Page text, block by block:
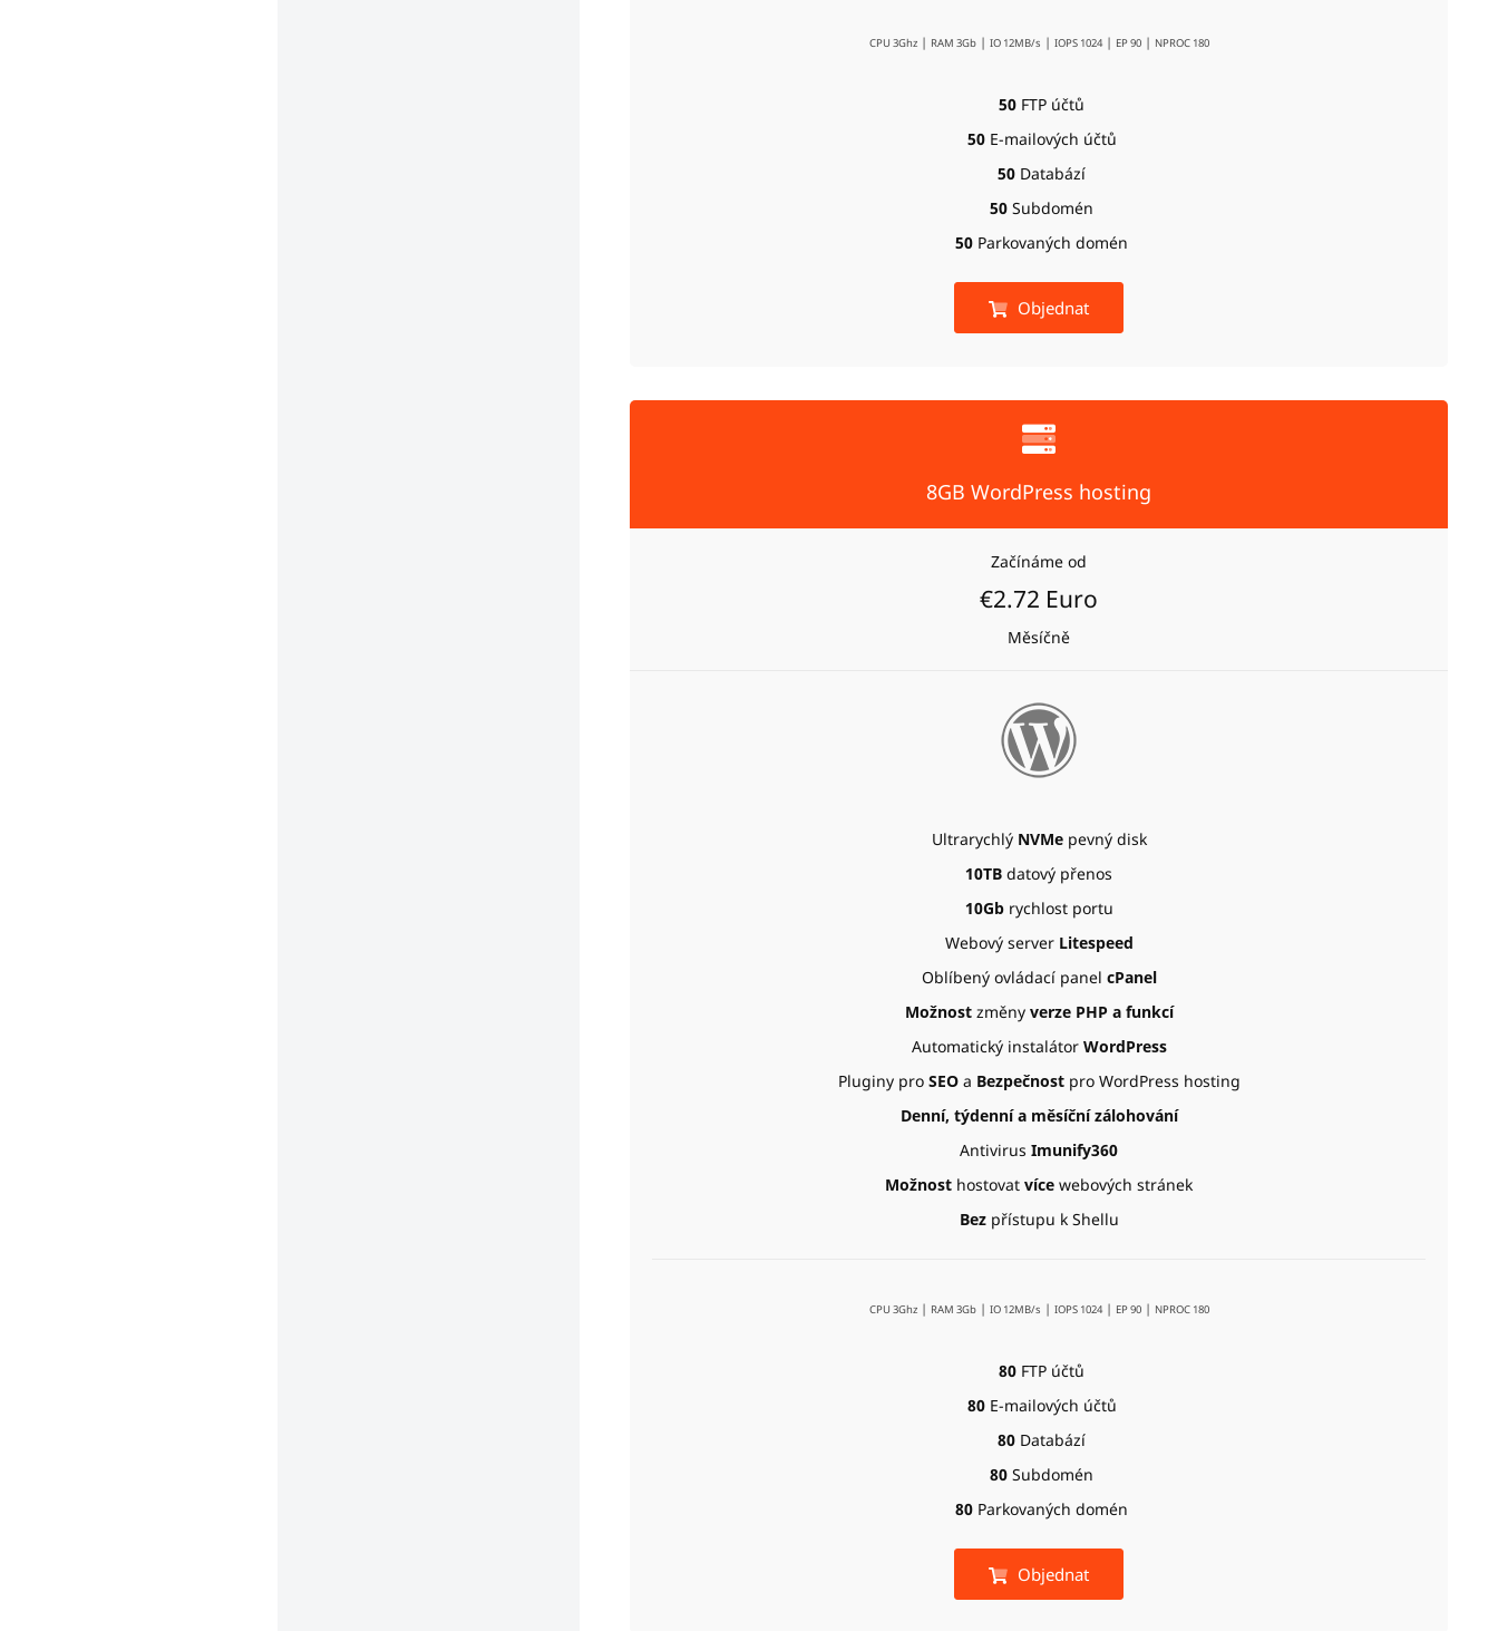
CPU 3Ghz| RAM 3Gb| IO 12MB/s | IOPS 1024| EP 90| NPROC 180
50 FTP účtů
50E-mailových účtů
50 Databází
50 Subdomén
50 Parkovaných domén
Objednat
8GB WordPress hosting
Začínáme od
€2.72 Euro
Měsíčně
Ultrarychlý NVMepevný disk
10TB datový přenos
10Gbrychlost portu
Webový server Litespeed
Oblíbený ovládací panel cPanel
Možnostzměny verze PHP a funkcí
Automatický instalátor WordPress
Pluginy pro SEOa Bezpečnostpro WordPress hosting
Denní, týdenní a měsíční zálohování
Antivirus Imunify360
Možnost hostovat více webových stránek
Bezpřístupu k Shellu
CPU 3Ghz| RAM 3Gb| IO 12MB/s | IOPS 1024| EP 90| NPROC 180
80 FTP účtů
80E-mailových účtů
80 Databází
80 Subdomén
80 Parkovaných domén
Objednat